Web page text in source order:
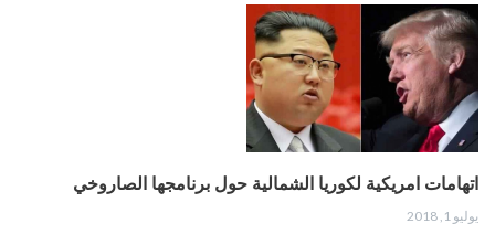
اتهامات امريكية لكوريا الشمالية حول برنامجها الصاروخي
يوليو 1, 2018